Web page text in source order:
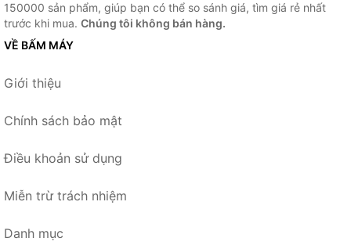
150000 sản phẩm, giúp bạn có thể so sánh giá, tìm giá rẻ nhất
trước khi mua. Chúng tôi không bán hàng.
VỀ BẤM MÁY
Giới thiệu
Chính sách bảo mật
Điều khoản sử dụng
Miễn trừ trách nhiệm
Danh mục